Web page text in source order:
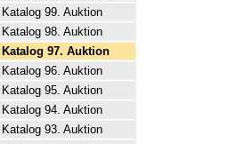
Katalog 99. Auktion
Katalog 98. Auktion
Katalog 97. Auktion
Katalog 96. Auktion
Katalog 95. Auktion
Katalog 94. Auktion
Katalog 93. Auktion